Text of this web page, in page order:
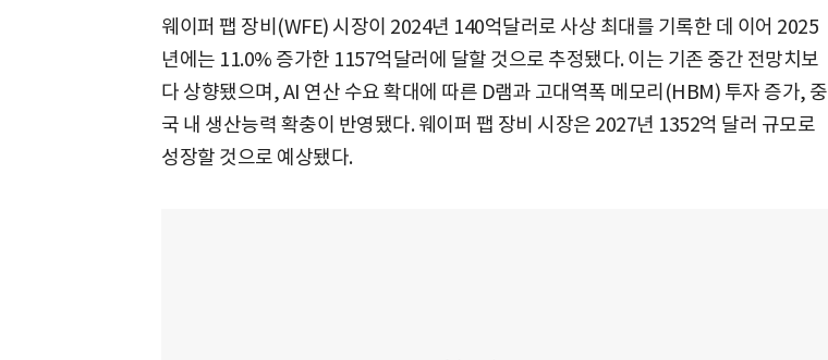
웨이퍼 팹 장비(WFE) 시장이 2024년 140억달러로 사상 최대를 기록한 데 이어 2025
년에는 11.0% 증가한 1157억달러에 달할 것으로 추정됐다. 이는 기존 중간 전망치보
다 상향됐으며, AI 연산 수요 확대에 따른 D램과 고대역폭 메모리(HBM) 투자 증가, 중
국 내 생산능력 확충이 반영됐다. 웨이퍼 팹 장비 시장은 2027년 1352억 달러 규모로
성장할 것으로 예상됐다.